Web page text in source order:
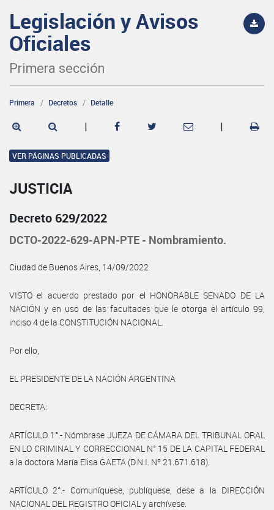
Legislación y Avisos
Oficiales
Primera sección
Primera Decretos Detalle
| |
VER PÁGINAS PUBLICADAS
JUSTICIA
Decreto 629/2022
DCTO-2022-629-APN-PTE - Nombramiento.
Ciudad de Buenos Aires, 14/09/2022
VISTO el acuerdo prestado por el HONORABLE SENADO DE LA
NACIÓN y en uso de las facultades que le otorga el artículo 99,
inciso 4 de la CONSTITUCIÓN NACIONAL.
Por ello,
EL PRESIDENTE DE LA NACIÓN ARGENTINA
DECRETA:
ARTÍCULO 1°.- Nómbrase JUEZA DE CÁMARA DEL TRIBUNAL ORAL
EN LO CRIMINAL Y CORRECCIONAL N° 15 DE LA CAPITAL FEDERAL
a la doctora María Elisa GAETA (D.N.I. Nº 21.671.618).
ARTÍCULO 2°.- Comuníquese, publíquese, dese a la DIRECCIÓN
NACIONAL DEL REGISTRO OFICIAL y archívese.